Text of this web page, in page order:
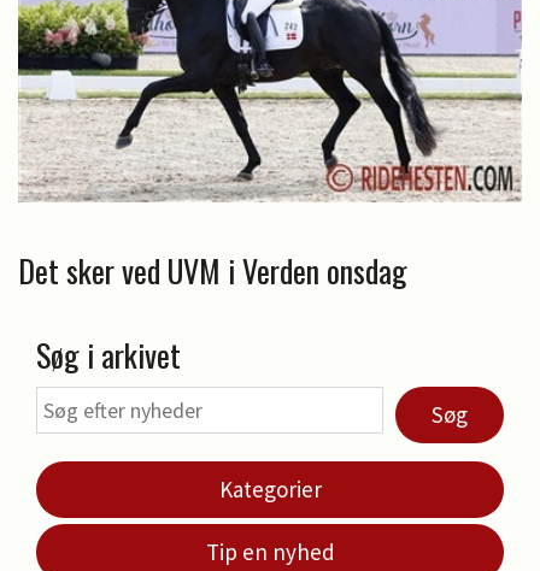
Det sker ved UVM i Verden onsdag
Søg i arkivet
Søg
Kategorier
Tip en nyhed